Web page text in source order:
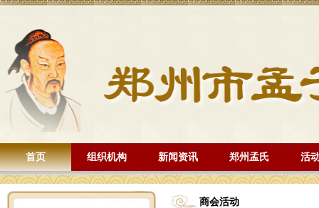
首页 组织机构 新闻资讯 郑州孟氏 活
商会活动